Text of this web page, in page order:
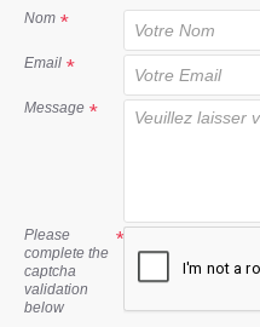
n
p
s
Nom
Email
Message
Please
complete the
captcha
validation
below